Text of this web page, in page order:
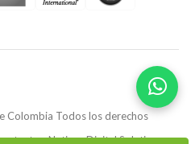
Colombia Todos los derechos
- Netizen Digital Solutions.